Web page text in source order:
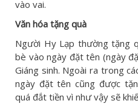
vào vai.
Văn hóa tặng quà
Người Hy Lạp thường tặng
bè vào ngày đặt tên (ngày
Giáng sinh. Ngoài ra trong
ngày đặt tên cũng được
quá đắt tiền vì như vậy sẽ